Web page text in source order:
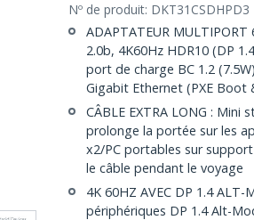
Nº de produit: DKT31CSDHPD3
ADAPTATEUR
2.0b, 4K60Hz HDR10 (DP
port de charge BC 1.2
Gigabit Ethernet (PXE Boot
CÂBLE EXTRA LONG : Mini
prolonge la portée sur les
x2/PC portables sur
le câble pendant le voyage
4K 60HZ AVEC DP 1.4 ALT-
périphériques DP 1.4 Alt-